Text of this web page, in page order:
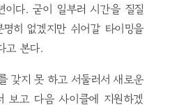
이다. 굳이 일부러 시간을 질질
히 없겠지만 쉬어갈 타이밍을
고 본다.
갖지 못 하고 서둘러서 새로운
보고 다음 사이클에 지원하겠